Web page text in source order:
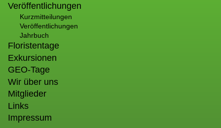
Veröffentlichungen
Kurzmitteilungen
Veröffentlichungen
Jahrbuch
Floristentage
Exkursionen
GEO-Tage
Wir über uns
Mitglieder
Links
Impressum